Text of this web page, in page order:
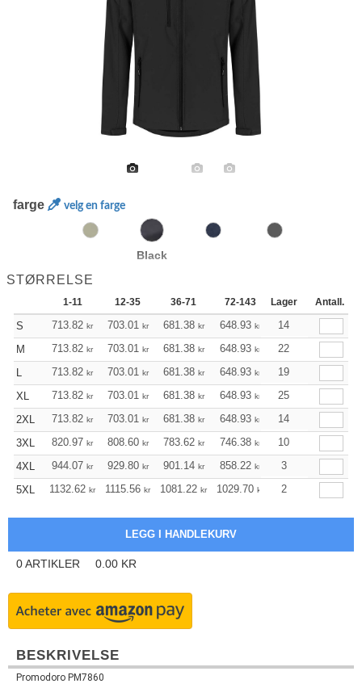
farge velg en farge
Black
STØRRELSE
1-11 12-35 36-71 72-143 144-287 288 +
Lager Antall.
S 713.82 kr 703.01 kr 681.38 kr 648.93 kr 616.48
14
M
713.82 kr 703.01 kr 681.38 kr 648.93 kr 616.48
22
L
713.82 kr 703.01 kr 681.38 kr 648.93 kr 616.48
19
XL
713.82 kr 703.01 kr 681.38 kr 648.93 kr 616.48
25
2XL
713.82 kr 703.01 kr 681.38 kr 648.93 kr 616.48
14
3XL
820.97 kr 808.60 kr 783.62 kr 746.38 kr 709.03
10
4XL
944.07 kr 929.80 kr 901.14 kr 858.22 kr 815.29
3
5XL
1132.62 kr 1115.56 kr 1081.22 kr 1029.70 kr 978.19
2
0ARTIKLER 0.00 KR
BESKRIVELSE
Promodoro PM7860